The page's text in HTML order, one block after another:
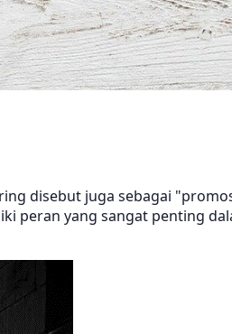
disebut juga sebagai
peran yang sangat penting